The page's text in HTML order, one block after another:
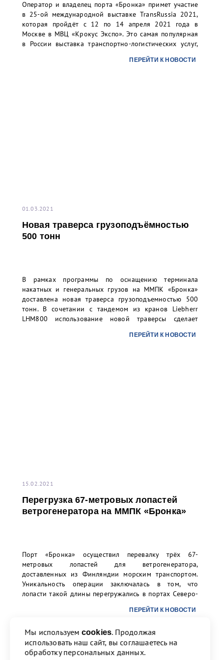
ПЕРЕЙТИ К НОВОСТИ
Оператор и владелец порта «Бронка» примет участие
в 25-ой международной выставке TransRussia 2021,
которая пройдёт с 12 по 14 апреля 2021 года в
Москве в МВЦ «Крокус Экспо». Это самая популярная
в России выставка транспортно-логистических услуг,
ПЕРЕЙТИ К НОВОСТИ
01.03.2021
Новая траверса грузоподъёмностью
500 тонн
В рамках программы по оснащению терминала
накатных и генеральных грузов на ММПК «Бронка»
доставлена новая траверса грузоподъемностью 500
тонн. В сочетании с тандемом из кранов Liebherr
LHM800 использование новой траверсы сделает
грузовых единиц весом до 500 тонн, что особенно
ПЕРЕЙТИ К НОВОСТИ
15.02.2021
Перегрузка 67-метровых лопастей
ветрогенератора на ММПК «Бронка»
Порт «Бронка» осуществил перевалку трёх 67-
метровых лопастей для ветрогенератора,
доставленных из Финляндии морским транспортом.
Уникальность операции заключалась в том, что
лопасти такой длины перегружались в портах Северо-
ПЕРЕЙТИ К НОВОСТИ
Назад 1 2 3 4 17 Вперед
Мы используем cookies. Продолжая
использовать наш сайт, вы соглашаетесь на
обработку персональных данных.